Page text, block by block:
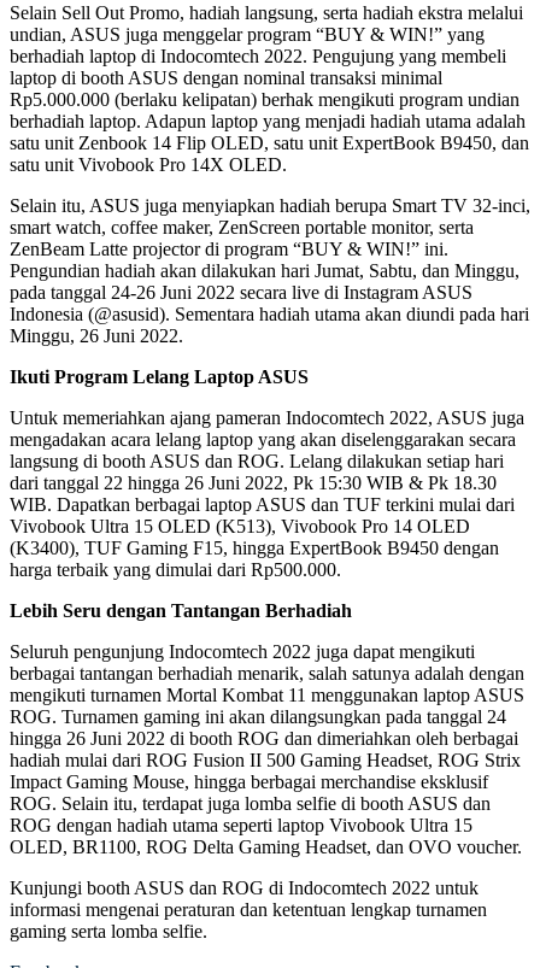
Selain Sell Out Promo, hadiah langsung, serta hadiah ekstra melalui
undian, ASUS juga menggelar program “BUY & WIN!” yang
berhadiah laptop di Indocomtech 2022. Pengujung yang membeli
laptop di booth ASUS dengan nominal transaksi minimal
Rp5.000.000 (berlaku kelipatan) berhak mengikuti program undian
berhadiah laptop. Adapun laptop yang menjadi hadiah utama adalah
satu unit Zenbook 14 Flip OLED, satu unit ExpertBook B9450, dan
satu unit Vivobook Pro 14X OLED.
Selain itu, ASUS juga menyiapkan hadiah berupa Smart TV 32-inci,
smart watch, coffee maker, ZenScreen portable monitor, serta
ZenBeam Latte projector di program “BUY & WIN!” ini.
Pengundian hadiah akan dilakukan hari Jumat, Sabtu, dan Minggu,
pada tanggal 24-26 Juni 2022 secara live di Instagram ASUS
Indonesia (@asusid). Sementara hadiah utama akan diundi pada hari
Minggu, 26 Juni 2022.
Ikuti Program Lelang Laptop ASUS
Untuk memeriahkan ajang pameran Indocomtech 2022, ASUS juga
mengadakan acara lelang laptop yang akan diselenggarakan secara
langsung di booth ASUS dan ROG. Lelang dilakukan setiap hari
dari tanggal 22 hingga 26 Juni 2022, Pk 15:30 WIB & Pk 18.30
WIB. Dapatkan berbagai laptop ASUS dan TUF terkini mulai dari
Vivobook Ultra 15 OLED (K513), Vivobook Pro 14 OLED
(K3400), TUF Gaming F15, hingga ExpertBook B9450 dengan
harga terbaik yang dimulai dari Rp500.000.
Lebih Seru dengan Tantangan Berhadiah
Seluruh pengunjung Indocomtech 2022 juga dapat mengikuti
berbagai tantangan berhadiah menarik, salah satunya adalah dengan
mengikuti turnamen Mortal Kombat 11 menggunakan laptop ASUS
ROG. Turnamen gaming ini akan dilangsungkan pada tanggal 24
hingga 26 Juni 2022 di booth ROG dan dimeriahkan oleh berbagai
hadiah mulai dari ROG Fusion II 500 Gaming Headset, ROG Strix
Impact Gaming Mouse, hingga berbagai merchandise eksklusif
ROG. Selain itu, terdapat juga lomba selfie di booth ASUS dan
ROG dengan hadiah utama seperti laptop Vivobook Ultra 15
OLED, BR1100, ROG Delta Gaming Headset, dan OVO voucher.
Kunjungi booth ASUS dan ROG di Indocomtech 2022 untuk
informasi mengenai peraturan dan ketentuan lengkap turnamen
gaming serta lomba selfie.